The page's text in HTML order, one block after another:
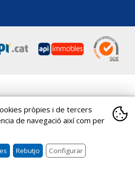
20 39 78|coapi@apigirona.com
|Avís legal|Canal de denúncies
web:
pròpies i de tercers
de navegació així com per
Rebutjo Configurar